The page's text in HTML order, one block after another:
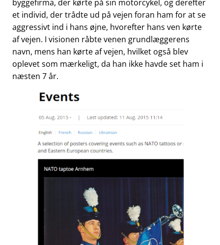
byggefirma, der kørte på sin motorcykel, og derefter
et individ, der trådte ud på vejen foran ham for at se
aggressivt ind i hans øjne, hvorefter hans ven kørte
af vejen. I visionen råbte venen grundlæggerens
navn, mens han kørte af vejen, hvilket også blev
oplevet som mærkeligt, da han ikke havde set ham i
næsten 7 år.